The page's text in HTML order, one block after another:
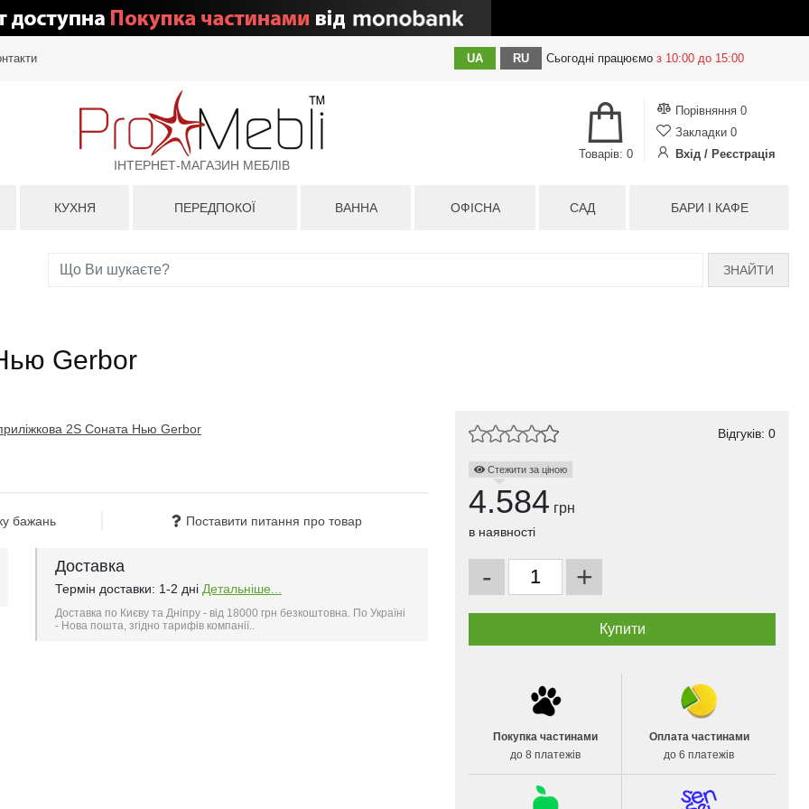
UA RU Сьогодні працюємо з 10:00 до 15:00
ІНТЕРНЕТ-МАГАЗИН МЕБЛІВ
Порівняння 0
Закладки 0
Вхід / Реєстрація
Товарів: 0
КУХНЯ ПЕРЕДПОКОЇ ВАННА ОФІСНА САД БАРИ І КАФЕ
ЗНАЙТИ
Gerbor
бажань Поставити питання про товар
Доставка
Термін доставки: 1-2 дні Детальніше...
Доставка по Києву та Дніпру - від 18000 грн безкоштовна. По Україні
- Нова пошта, згідно тарифів компанії..
Відгуків: 0
Стежити за ціною
4.584 грн
в наявності
- +
Покупка частинами
до 8 платежів
Оплата частинами
до 6 платежів